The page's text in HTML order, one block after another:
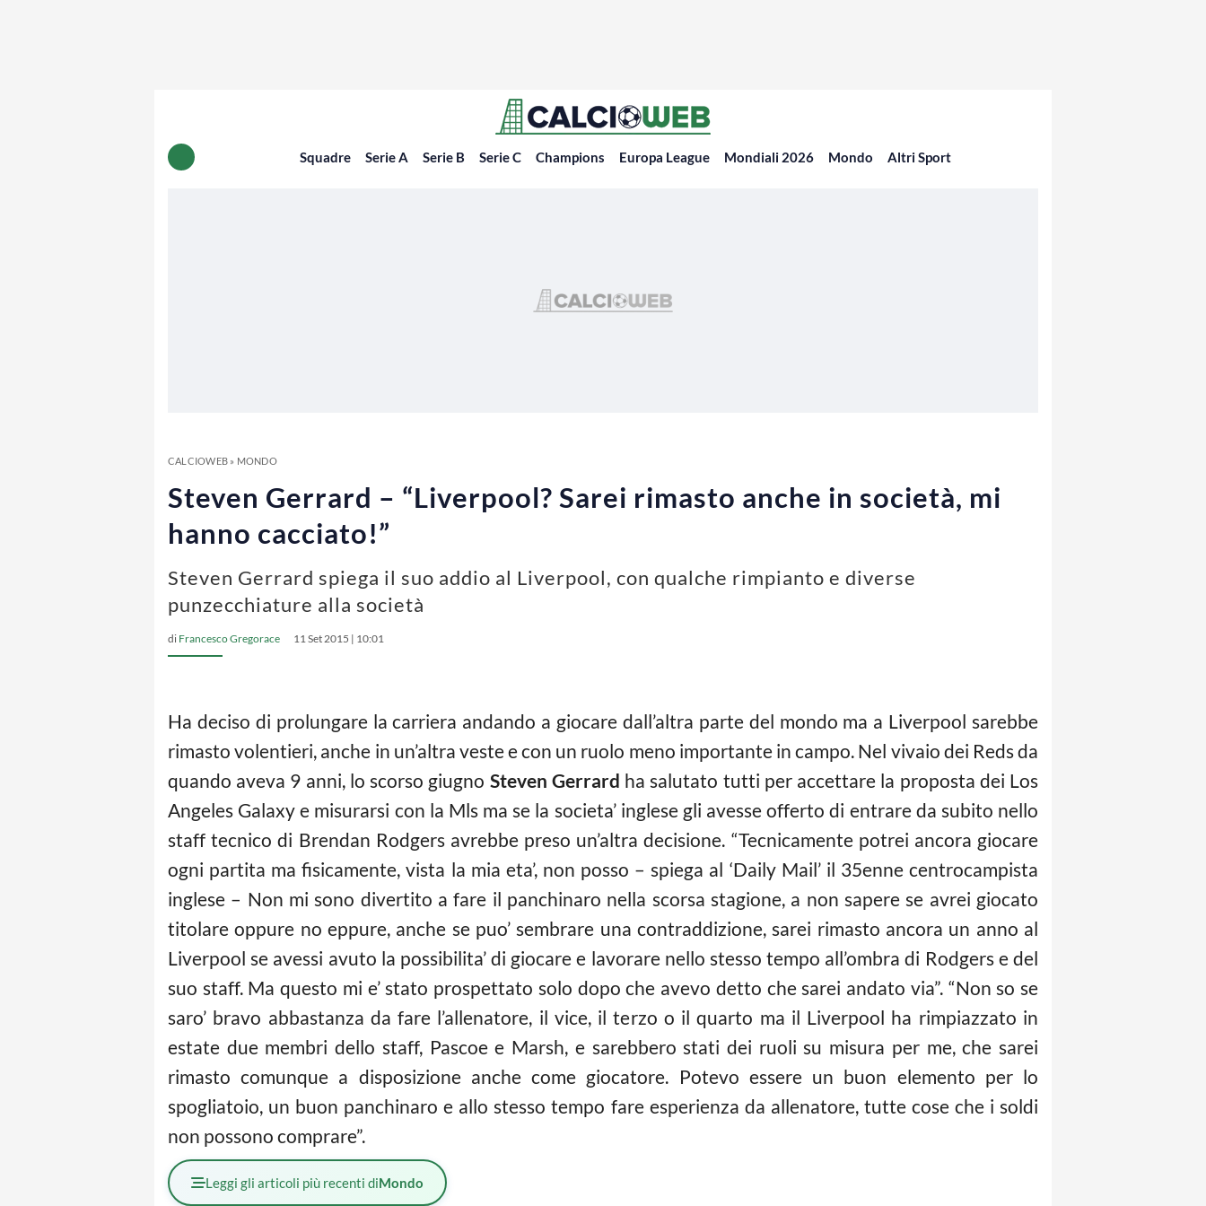
Squadre Serie A Serie B Serie C Champions Europa League Mondiali 2026 Mondo Altri Sport
CALCIOWEB» MONDO
Steven Gerrard – “Liverpool? Sarei rimasto anche in società, mi
hanno cacciato!”
Steven Gerrard spiega il suo addio al Liverpool, con qualche rimpianto e diverse
punzecchiature alla società
di Francesco Gregorace 11 Set 2015 | 10:01
Ha deciso di prolungare la carriera andando a giocare dall’altra parte del mondo ma a Liverpool sarebbe
rimasto volentieri, anche in un’altra veste e con un ruolo meno importante in campo. Nel vivaio dei Reds da
quando aveva 9 anni, lo scorso giugno Steven Gerrard ha salutato tutti per accettare la proposta dei Los
Angeles Galaxy e misurarsi con la Mls ma se la societa’ inglese gli avesse offerto di entrare da subito nello
staff tecnico di Brendan Rodgers avrebbe preso un’altra decisione. “Tecnicamente potrei ancora giocare
ogni partita ma fisicamente, vista la mia eta’, non posso – spiega al ‘Daily Mail’ il 35enne centrocampista
inglese – Non mi sono divertito a fare il panchinaro nella scorsa stagione, a non sapere se avrei giocato
titolare oppure no eppure, anche se puo’ sembrare una contraddizione, sarei rimasto ancora un anno al
Liverpool se avessi avuto la possibilita’ di giocare e lavorare nello stesso tempo all’ombra di Rodgers e del
suo staff. Ma questo mi e’ stato prospettato solo dopo che avevo detto che sarei andato via”. “Non so se
saro’ bravo abbastanza da fare l’allenatore, il vice, il terzo o il quarto ma il Liverpool ha rimpiazzato in
estate due membri dello staff, Pascoe e Marsh, e sarebbero stati dei ruoli su misura per me, che sarei
rimasto comunque a disposizione anche come giocatore. Potevo essere un buon elemento per lo
spogliatoio, un buon panchinaro e allo stesso tempo fare esperienza da allenatore, tutte cose che i soldi
non possono comprare”.
Leggi gli articoli più recenti diMondo